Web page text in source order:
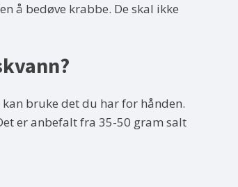
å bedøve krabbe. De skal ikke
bruke det du har for hånden.
er anbefalt fra 35-50 gram salt